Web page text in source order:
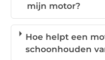
mijn motor?
Hoe helpt een
schoonhouden